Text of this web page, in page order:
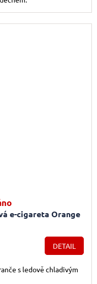
e-cigareta Orange
DETAIL
s ledově chladivým